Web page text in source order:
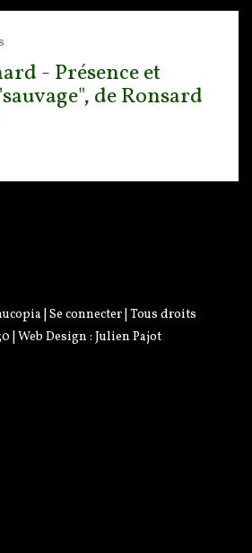
- Présence et
de Ronsard
Se connecter | Tous droits
| Web Design : Julien Pajot